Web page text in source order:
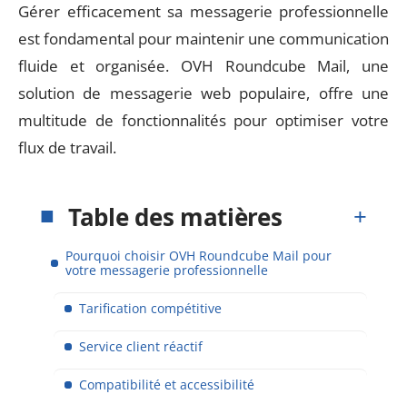
Gérer efficacement sa messagerie professionnelle
est fondamental pour maintenir une communication
fluide et organisée. OVH Roundcube Mail, une
solution de messagerie web populaire, offre une
multitude de fonctionnalités pour optimiser votre
flux de travail.
Table des matières
Pourquoi choisir OVH Roundcube Mail pour
votre messagerie professionnelle
Tarification compétitive
Service client réactif
Compatibilité et accessibilité